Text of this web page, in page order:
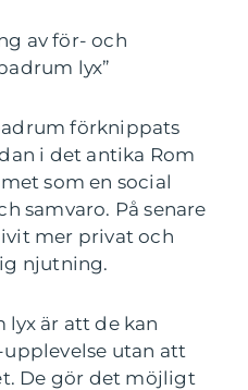
av för- och
lyx”
förknippats
i det antika Rom
som en social
samvaro. På senare
mer privat och
njutning.
lyx är att de kan
utan att
De gör det möjligt